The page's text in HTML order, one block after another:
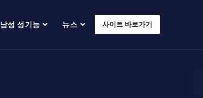
남성 성기능 뉴스 사이트 바로가기